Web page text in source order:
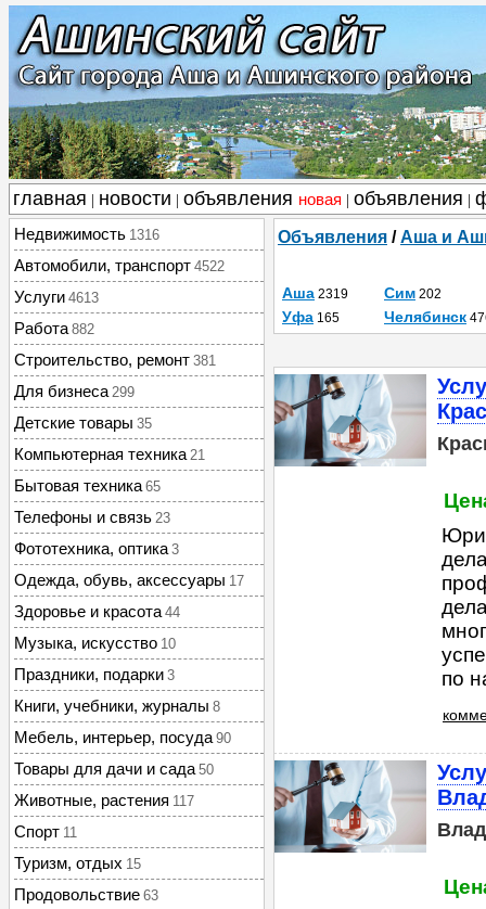
главная новости объявления новая объявления
Недвижимость 1316
Автомобили, транспорт 4522
Услуги 4613
Работа 882
Строительство, ремонт 381
Для бизнеса 299
Детские товары 35
Компьютерная техника 21
Бытовая техника 65
Телефоны и связь 23
Фототехника, оптика 3
Одежда, обувь, аксессуары 17
Здоровье и красота 44
Музыка, искусство 10
Праздники, подарки 3
Книги, учебники, журналы 8
Мебель, интерьер, посуда 90
Товары для дачи и сада 50
Животные, растения 117
Спорт 11
Туризм, отдых 15
Продовольствие 63
Объявления /Аша и
Аша 2319 Сим 202
Уфа 165 Челябинск
по